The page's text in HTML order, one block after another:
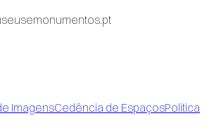
ImagensCedência de EspaçosPolítica